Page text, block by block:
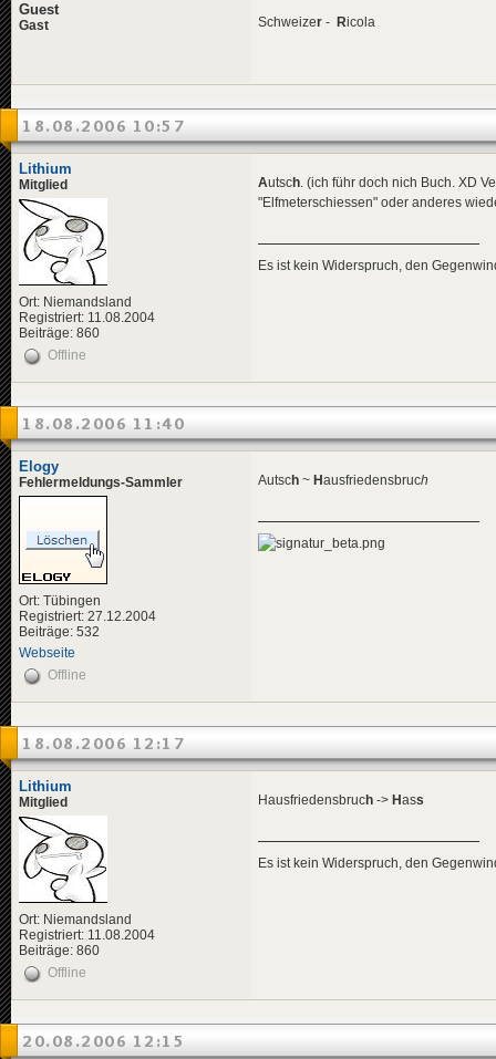
Guest
Gast Schweizer - Ricola
18.08.2006 10:57
Lithium
Mitglied
Ort: Niemandsland
Registriert: 11.08.2004
Beiträge: 860
Autsch . (ich führ doch nich Buch. XD
"Elfmeterschiessen" oder anderes
Es ist kein Widerspruch, den
Offline
18.08.2006 11:40
Elogy
Fehlermeldungs-Sammler
Ort: Tübingen
Registriert: 27.12.2004
Beiträge: 532
Webseite
Autsch ~ Hausfriedensbruch
Offline
18.08.2006 12:17
Lithium
Mitglied
Ort: Niemandsland
Registriert: 11.08.2004
Beiträge: 860
Hausfriedensbruch -> Hass
Es ist kein Widerspruch, den
Offline
20.08.2006 12:15